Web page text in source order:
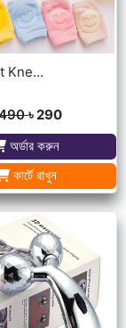
Baby Soft Knee Pads for Safety - Multicolor
৳ 290
অর্ডার করুন
কার্টে রাখুন